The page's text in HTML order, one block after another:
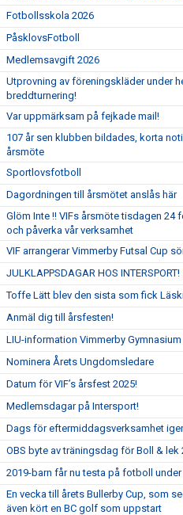
Fotbollsskola 2026
PåsklovsFotboll
Medlemsavgift 2026
Utprovning av föreningskläder under
breddturnering!
Var uppmärksam på fejkade mail!
107 år sen klubben bildades, korta
årsmöte
Sportlovsfotboll
Dagordningen till årsmötet anslås här
Glöm Inte !! VIFs årsmöte tisdagen 24
och påverka vår verksamhet
VIF arrangerar Vimmerby Futsal Cup
JULKLAPPSDAGAR HOS INTERSPORT!
Toffe Lätt blev den sista som fick
Anmäl dig till årsfesten!
LIU-information Vimmerby Gymnasium
Nominera Årets Ungdomsledare
Datum för VIF’s årsfest 2025!
Medlemsdagar på Intersport!
Dags för eftermiddagsverksamhet
OBS byte av träningsdag för Boll & lek
2019-barn får nu testa på fotboll
En vecka till årets Bullerby Cup, som
även kört en BC golf som uppstart